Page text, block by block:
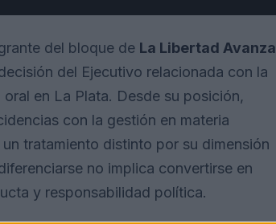
del bloque de La Libertad Avanza
del Ejecutivo relacionada con la
en La Plata. Desde su posición,
con la gestión en materia
tratamiento distinto por su dimensión
no implica convertirse en
y responsabilidad política.